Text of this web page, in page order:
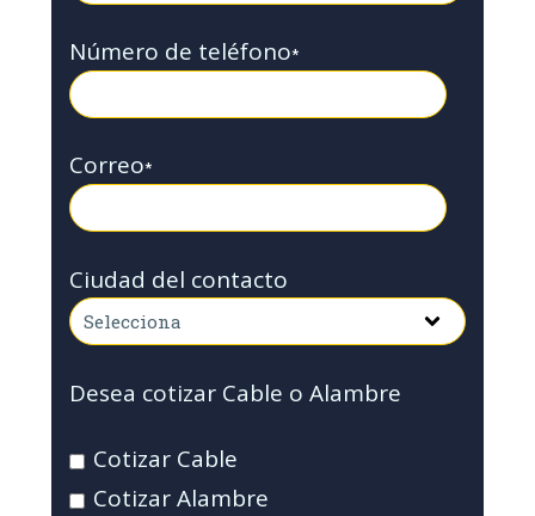
Número de teléfono*
Correo*
Ciudad del contacto
Desea cotizar Cable o Alambre
Cotizar Cable
Cotizar Alambre